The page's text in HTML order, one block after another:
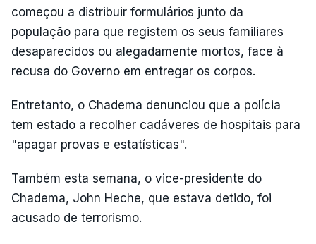
começou a distribuir formulários junto da
população para que registem os seus familiares
desaparecidos ou alegadamente mortos, face à
recusa do Governo em entregar os corpos.
Entretanto, o Chadema denunciou que a polícia
tem estado a recolher cadáveres de hospitais para
"apagar provas e estatísticas".
Também esta semana, o vice-presidente do
Chadema, John Heche, que estava detido, foi
acusado de terrorismo.